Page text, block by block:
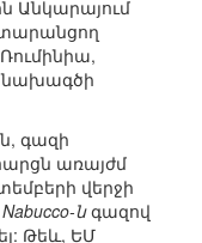
Անկարայում
նախագծի
գազի
առայժմ
վերջի
Nabucco-նգազով
Թեև, ԵՄ